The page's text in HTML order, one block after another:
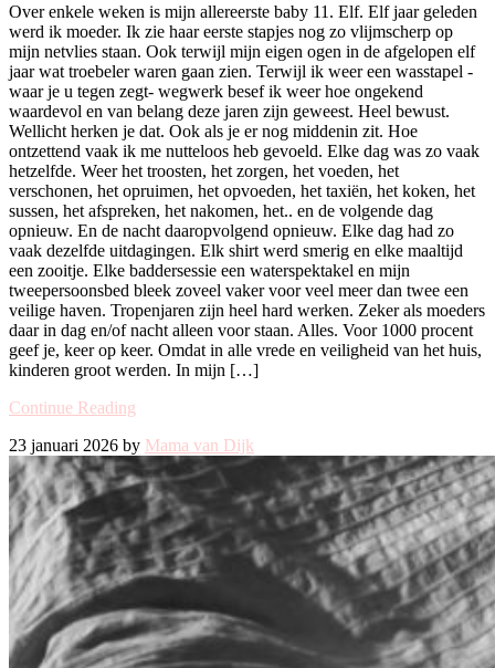
Over enkele weken is mijn allereerste baby 11. Elf. Elf jaar geleden
werd ik moeder. Ik zie haar eerste stapjes nog zo vlijmscherp op
mijn netvlies staan. Ook terwijl mijn eigen ogen in de afgelopen elf
jaar wat troebeler waren gaan zien. Terwijl ik weer een wasstapel -
waar je u tegen zegt- wegwerk besef ik weer hoe ongekend
waardevol en van belang deze jaren zijn geweest. Heel bewust.
Wellicht herken je dat. Ook als je er nog middenin zit. Hoe
ontzettend vaak ik me nutteloos heb gevoeld. Elke dag was zo vaak
hetzelfde. Weer het troosten, het zorgen, het voeden, het
verschonen, het opruimen, het opvoeden, het taxiën, het koken, het
sussen, het afspreken, het nakomen, het.. en de volgende dag
opnieuw. En de nacht daaropvolgend opnieuw. Elke dag had zo
vaak dezelfde uitdagingen. Elk shirt werd smerig en elke maaltijd
een zooitje. Elke baddersessie een waterspektakel en mijn
tweepersoonsbed bleek zoveel vaker voor veel meer dan twee een
veilige haven. Tropenjaren zijn heel hard werken. Zeker als moeders
daar in dag en/of nacht alleen voor staan. Alles. Voor 1000 procent
geef je, keer op keer. Omdat in alle vrede en veiligheid van het huis,
kinderen groot werden. In mijn […]
Continue Reading
23 januari 2026 by Mama van Dijk